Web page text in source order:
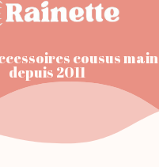
cousus main
depuis 2011